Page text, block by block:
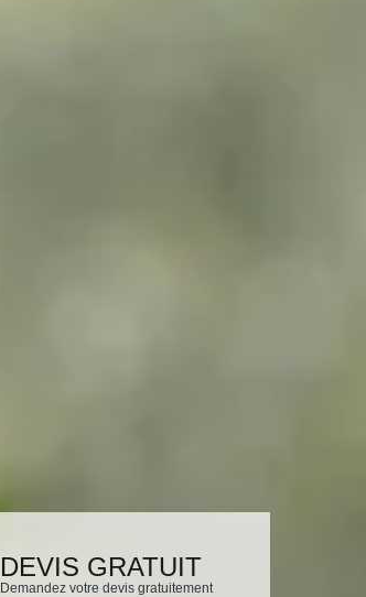
DEVIS GRATUIT
Demandez votre devis gratuitement